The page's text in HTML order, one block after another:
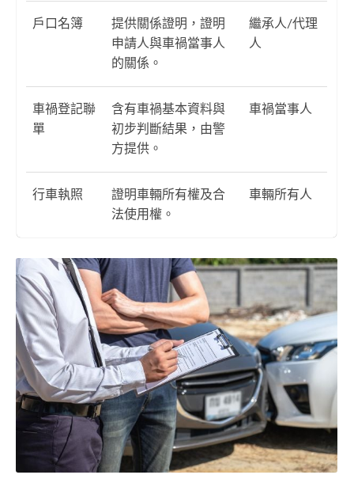
戶口名簿
提供關係證明，證明
申請人與車禍當事人
的關係。
繼承人/代理
人
車禍登記聯
單
含有車禍基本資料與
初步判斷結果，由警
方提供。
車禍當事人
行車執照
證明車輛所有權及合
法使用權。
車輛所有人